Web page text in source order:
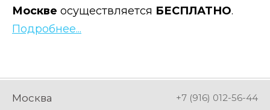
Москве осуществляется БЕСПЛАТНО.
Подробнее...
Москва
+7 (916) 012-56-44